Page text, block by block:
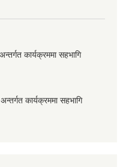
कार्यक्रममा सहभागि
कार्यक्रममा सहभागि